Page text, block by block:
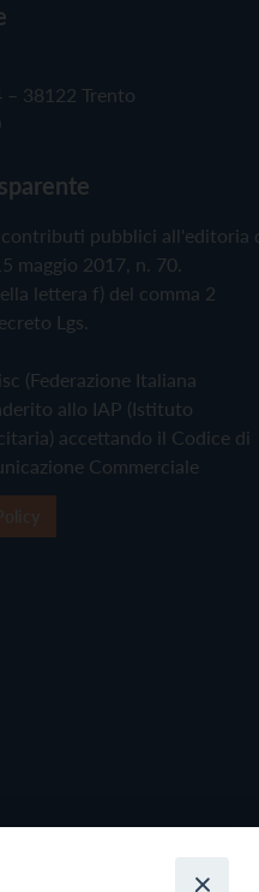
38122 Trento
pubblici all'editoria
maggio 2017, n. 70.
lettera f) del comma 2
Lgs.
(Federazione Italiana
allo IAP (Istituto
accettando il Codice di
Commerciale